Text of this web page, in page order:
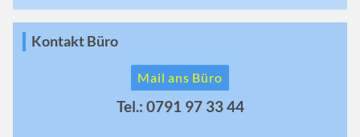
Kontakt Büro
Mail ans Büro
Tel.: 0791 97 33 44